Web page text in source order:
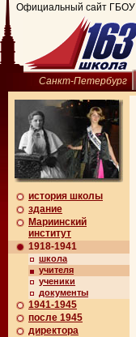
Официальный сайт ГБОУ
Санкт-Петербург
история школы
здание
Мариинский
институт
1918-1941
школа
учителя
ученики
документы
1941-1945
после 1945
директора